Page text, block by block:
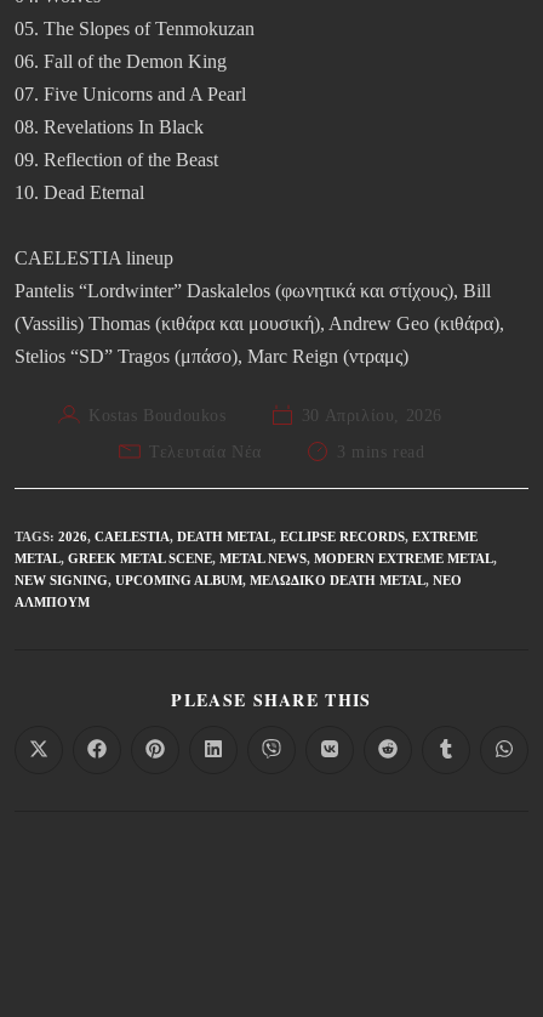
05. The Slopes of Tenmokuzan
06. Fall of the Demon King
07. Five Unicorns and A Pearl
08. Revelations In Black
09. Reflection of the Beast
10. Dead Eternal
CAELESTIA lineup
Pantelis “Lordwinter” Daskalelos (φωνητικά και στίχους), Bill
(Vassilis) Thomas (κιθάρα και μουσική), Andrew Geo (κιθάρα),
Stelios “SD” Tragos (μπάσο), Marc Reign (ντραμς)
Kostas Boudoukos
30 Απριλίου, 2026
Τελευταία Νέα
3 mins read
TAGS: 2026, CAELESTIA, DEATH METAL, ECLIPSE RECORDS, EXTREME
METAL, GREEK METAL SCENE, METAL NEWS, MODERN EXTREME METAL,
NEW SIGNING, UPCOMING ALBUM, ΜΕΛΩΔΙΚΌ DEATH METAL, ΝΈΟ
ΆΛΜΠΟΥΜ
PLEASE SHARE THIS